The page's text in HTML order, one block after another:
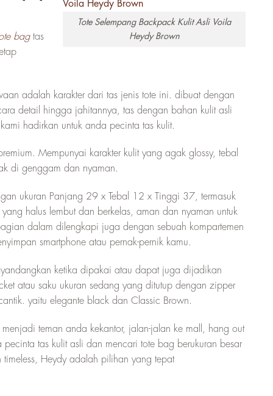
Tote Selempang Backpack Kulit Asli Voila
Heydy Brown
bagtas
adalah karakter dari tas jenis tote ini. dibuat dengan
detail hingga jahitannya, tas dengan bahan kulit asli
hadirkan untuk anda pecinta tas kulit.
Mempunyai karakter kulit yang agak glossy, tebal
di genggam dan nyaman.
ukuran Panjang 29 x Tebal 12 x Tinggi 37, termasuk
halus lembut dan berkelas, aman dan nyaman untuk
dalam dilengkapi juga dengan sebuah kompartemen
smartphone atau pernak-pernik kamu.
ketika dipakai atau dapat juga dijadikan
atau saku ukuran sedang yang ditutup dengan zipper
yaitu elegante black dan Classic Brown.
teman anda kekantor, jalan-jalan ke mall, hang out
tas kulit asli dan mencari tote bag berukuran besar
Heydy adalah pilihan yang tepat